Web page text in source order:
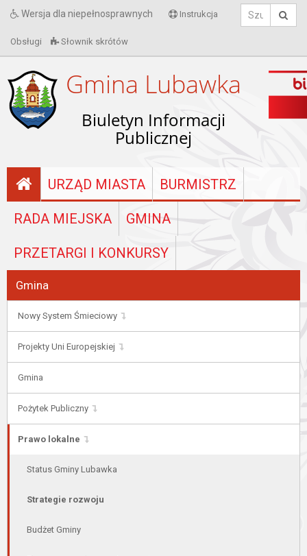
Wersja dla niepełnosprawnych Instrukcja
Obsługi Słownik skrótów
Gmina Lubawka
Biuletyn Informacji
Publicznej
URZĄD MIASTA BURMISTRZ
RADA MIEJSKA GMINA
PRZETARGI I KONKURSY
Gmina
Nowy System Śmieciowy
Projekty Uni Europejskiej
Gmina
Pożytek Publiczny
Prawo lokalne
Status Gminy Lubawka
Strategie rozwoju
Budżet Gminy